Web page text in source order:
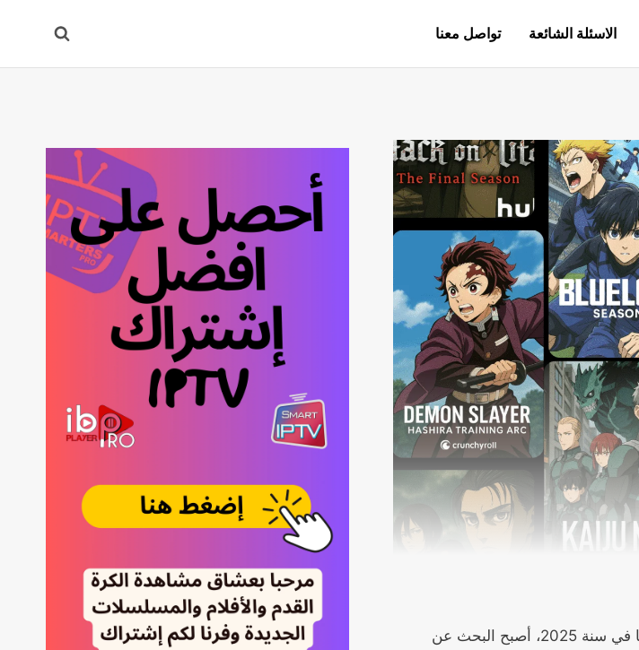
الاسئلة الشائعة تواصل معنا
مع التطور المذهل في صناعة الأنمي وتوسع قاعدة المشاهدين عالميًا وعربيًا وخصوصًا في سنة 2025، أصبح البحث عن